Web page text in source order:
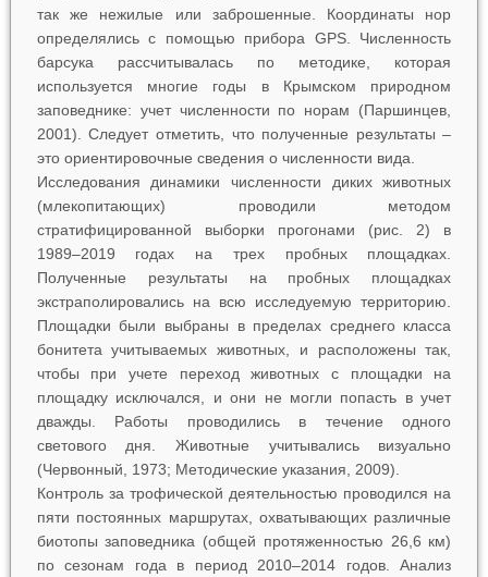
так же нежилые или заброшенные. Координаты нор
определялись с помощью прибора GPS. Численность
барсука рассчитывалась по методике, которая
используется многие годы в Крымском природном
заповеднике: учет численности по норам (Паршинцев,
2001). Следует отметить, что полученные результаты –
это ориентировочные сведения о численности вида.
Исследования динамики численности диких животных
(млекопитающих) проводили методом
стратифицированной выборки прогонами (рис. 2) в
1989–2019 годах на трех пробных площадках.
Полученные результаты на пробных площадках
экстраполировались на всю исследуемую территорию.
Площадки были выбраны в пределах среднего класса
бонитета учитываемых животных, и расположены так,
чтобы при учете переход животных с площадки на
площадку исключался, и они не могли попасть в учет
дважды. Работы проводились в течение одного
светового дня. Животные учитывались визуально
(Червонный, 1973; Методические указания, 2009).
Контроль за трофической деятельностью проводился на
пяти постоянных маршрутах, охватывающих различные
биотопы заповедника (общей протяженностью 26,6 км)
по сезонам года в период 2010–2014 годов. Анализ